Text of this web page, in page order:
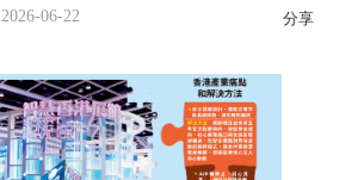
2026-06-22 分享